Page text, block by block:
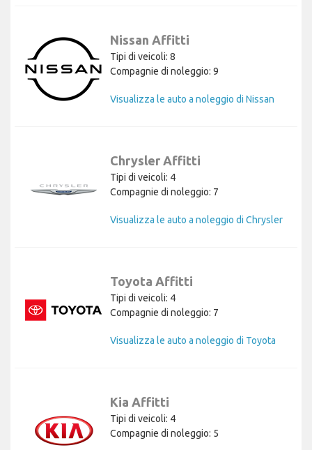
Nissan Affitti
Tipi di veicoli: 8
Compagnie di noleggio: 9
Visualizza le auto a noleggio di Nissan
Chrysler Affitti
Tipi di veicoli: 4
Compagnie di noleggio: 7
Visualizza le auto a noleggio di Chrysler
Toyota Affitti
Tipi di veicoli: 4
Compagnie di noleggio: 7
Visualizza le auto a noleggio di Toyota
Kia Affitti
Tipi di veicoli: 4
Compagnie di noleggio: 5